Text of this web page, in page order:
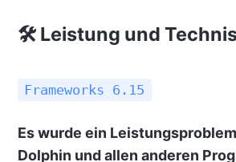
🛠 Leistung und
Frameworks 6.15
Es wurde ein
Dolphin und allen anderen